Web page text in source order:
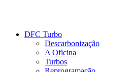
DFC Turbo
Descarbonização
A Oficina
Turbos